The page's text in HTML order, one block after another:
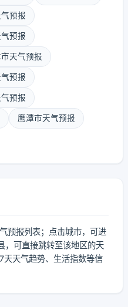
预报
预报
天气预报
预报
预报
鹰潭市天气预报
预报列表；点击城市，可进
，可直接跳转至该地区的天
天天气趋势、生活指数等信